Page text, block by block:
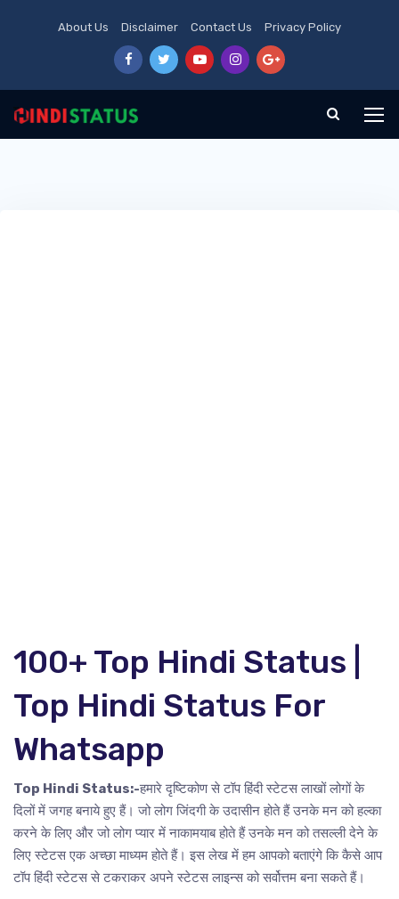
About Us Disclaimer Contact Us Privacy Policy
100+ Top Hindi Status |
Top Hindi Status For
Whatsapp
Top Hindi Status:-हमारे दृष्टिकोण से टॉप हिंदी स्टेटस लाखों लोगों के
दिलों में जगह बनाये हुए हैं। जो लोग जिंदगी के उदासीन होते हैं उनके मन को हल्का
करने के लिए और जो लोग प्यार में नाकामयाब होते हैं उनके मन को तसल्ली देने के
लिए स्टेटस एक अच्छा माध्यम होते हैं। इस लेख में हम आपको बताएंगे कि कैसे आप
टॉप हिंदी स्टेटस से टकराकर अपने स्टेटस लाइन्स को सर्वोत्तम बना सकते हैं।